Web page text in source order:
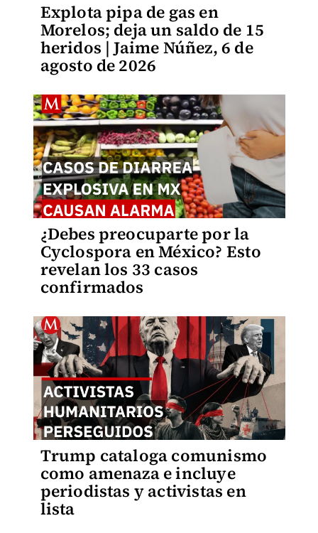
Explota pipa de gas en
Morelos; deja un saldo de 15
heridos | Jaime Núñez, 6 de
agosto de 2026
¿Debes preocuparte por la
Cyclospora en México? Esto
revelan los 33 casos
confirmados
Trump cataloga comunismo
como amenaza e incluye
periodistas y activistas en
lista